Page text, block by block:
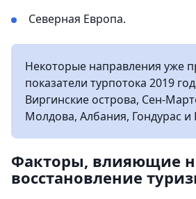
Северная Европа.
Некоторые направления уже
показатели турпотока 2019
Виргинские острова, Сен-
Молдова, Албания, Гондурас и
Факторы, влияющие
восстановление